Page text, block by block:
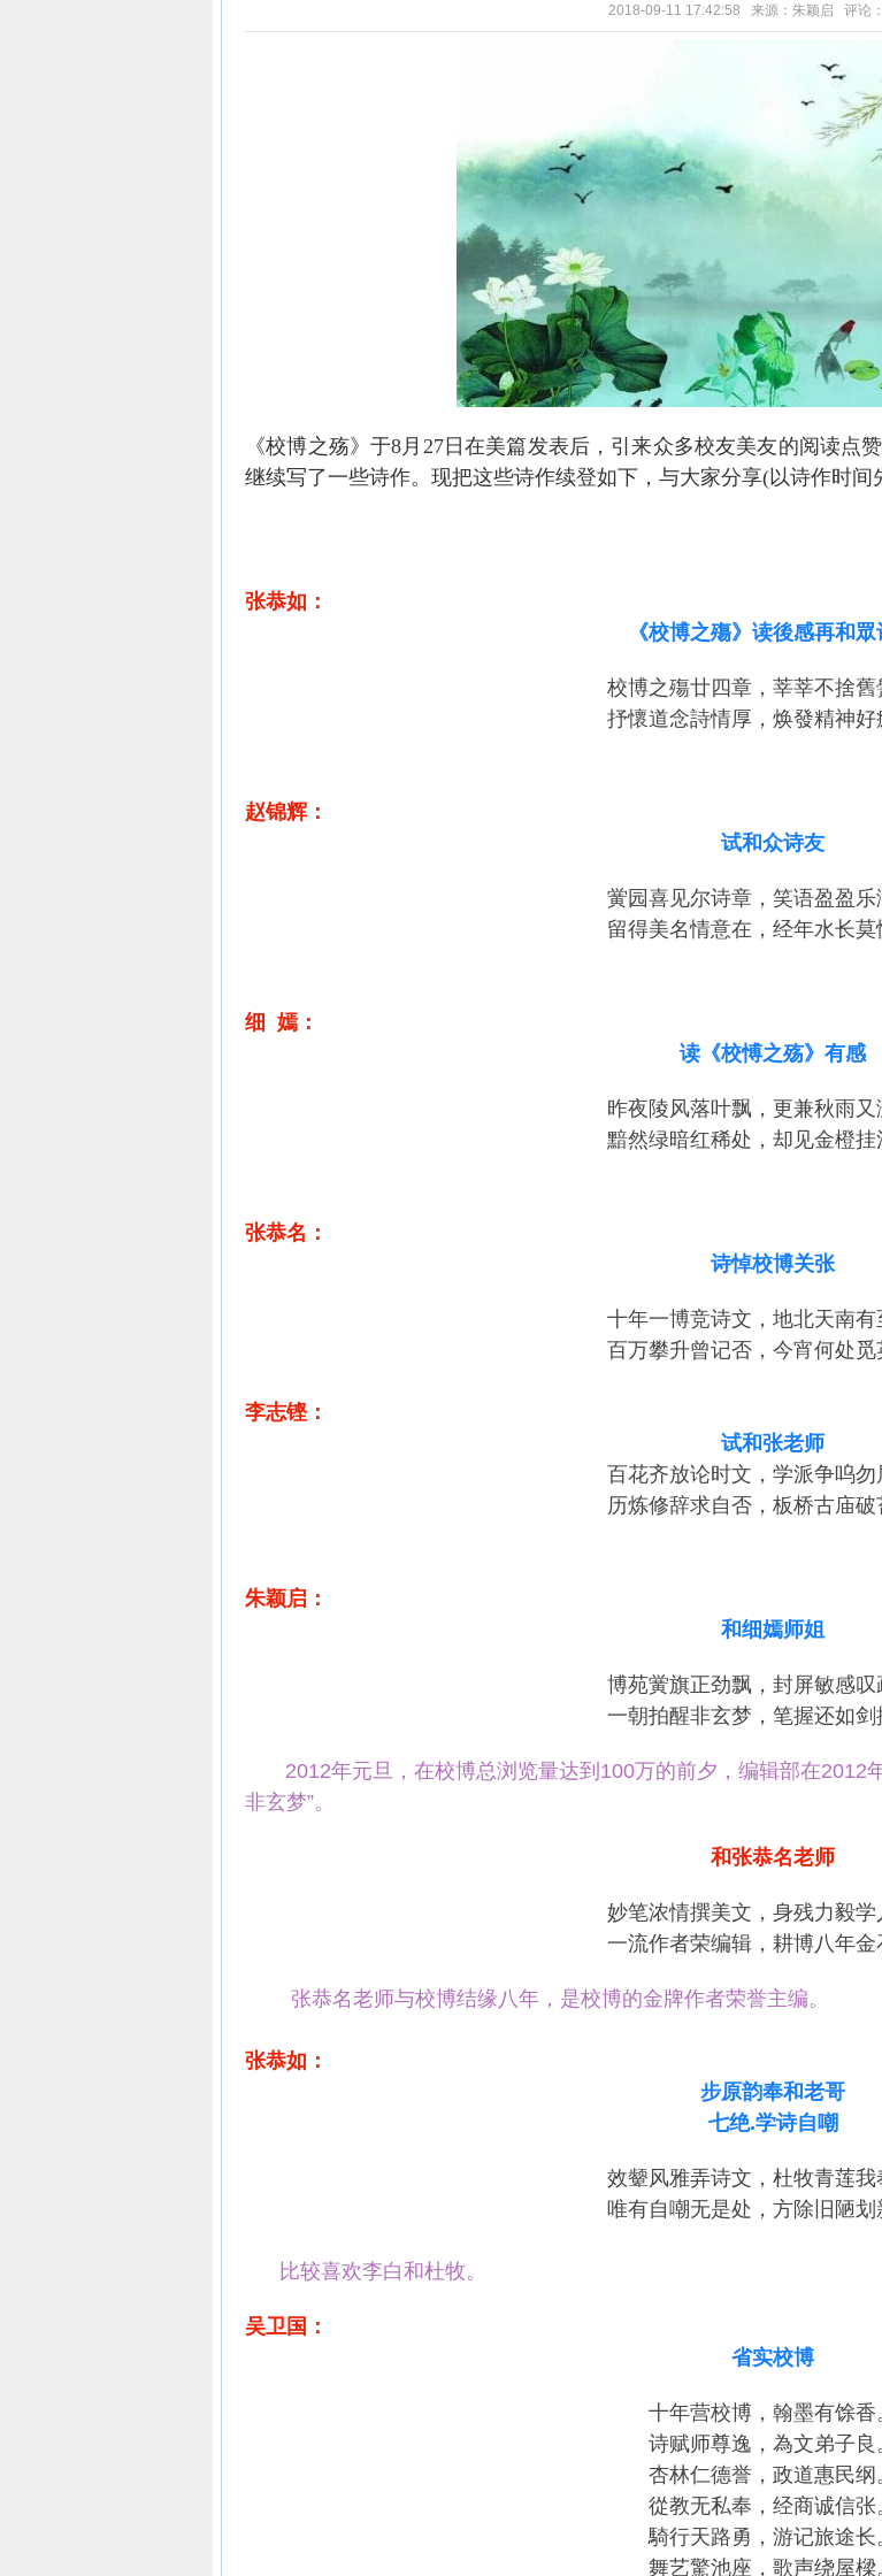
2018-09-11 17:42:58 来源：朱颖启 评论：
《校博之殇》于8月27日在美篇发表后，引来众多校友美友的阅读点
继续写了一些诗作。现把这些诗作续登如下，与大家分享(以诗作时间
张恭如：
《校博之殤》读後感再和
校博之殤廿四章，莘莘不捨舊
抒懷道念詩情厚，焕發精神好
赵锦辉：
试和众诗友
黉园喜见尔诗章，笑语盈盈乐
留得美名情意在，经年水长莫
细 嫣：
读《校愽之殇》有感
昨夜陵风落叶飘，更兼秋雨又
黯然绿暗红稀处，却见金橙挂
张恭名：
诗悼校博关张
十年一博竞诗文，地北天南有
百万攀升曾记否，今宵何处觅
李志铿：
试和张老师
百花齐放论时文，学派争呜勿
历炼修辞求自否，板桥古庙破
朱颖启：
和细嫣师姐
博苑黉旗正劲飘，封屏敏感叹
一朝拍醒非玄梦，笔握还如剑
2012年元旦，在校博总浏览量达到100万的前夕，编辑部在2012
非玄梦”。
和张恭名老师
妙笔浓情撰美文，身残力毅学
一流作者荣编辑，耕博八年金
张恭名老师与校博结缘八年，是校博的金牌作者荣誉主编。
张恭如：
步原韵奉和老哥
七绝.学诗自嘲
效颦风雅弄诗文，杜牧青莲我
唯有自嘲无是处，方除旧陋划
比较喜欢李白和杜牧。
吴卫国：
省实校博
十年营校博，翰墨有馀香
诗赋师尊逸，為文弟子良
杏林仁德誉，政道惠民纲
從教无私奉，经商诚信张
騎行天路勇，游记旅途长
舞艺驚池座，歌声绕屋樑